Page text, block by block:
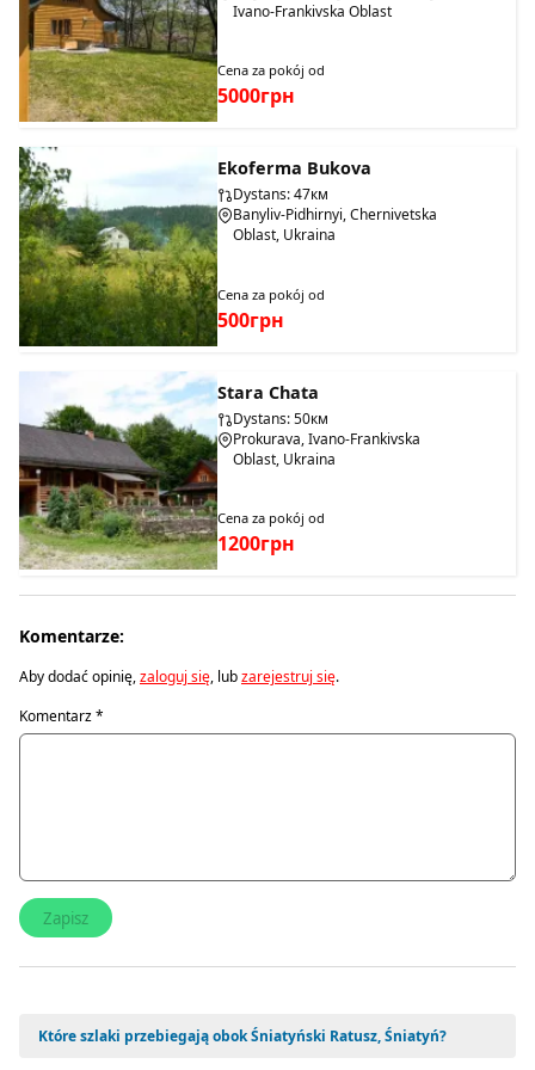
Ivano-Frankivska Oblast
Cena za pokój od
5000грн
Ekoferma Bukova
Dystans: 47км
Banyliv-Pidhirnyi, Chernivetska
Oblast, Ukraina
Cena za pokój od
500грн
Stara Chata
Dystans: 50км
Prokurava, Ivano-Frankivska
Oblast, Ukraina
Cena za pokój od
1200грн
Komentarze:
Aby dodać opinię,zaloguj się, lubzarejestruj się.
Komentarz*
Które szlaki przebiegają obok Śniatyński Ratusz, Śniatyń?